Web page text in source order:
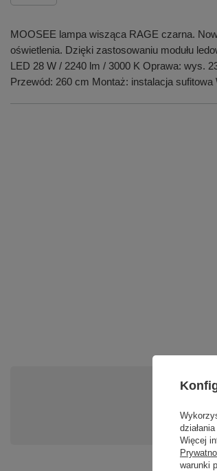
MOOSEE lampa wisząca RAGE czarna.
oświetlenia. Dzięki zastosowaniu modułu
LED 28 W / 2240 lm / 3000 K Oprawa: wys.
Przewód: 260 cm Montaż: instalacja
Zadaj
Więcej
warunki